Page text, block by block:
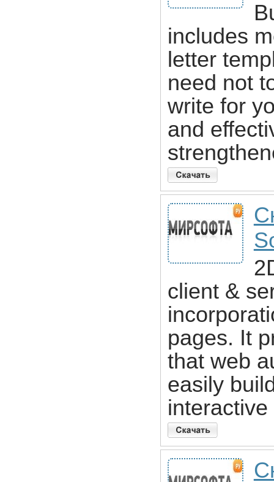
includes
letter
need not
write for
and
client &
pages. It
that web
easily